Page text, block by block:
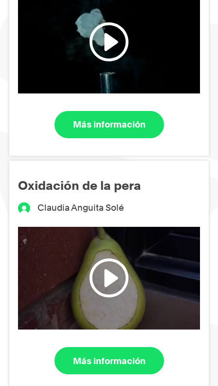
Más información
Oxidación de la pera
Claudia Anguita Solé
Más información